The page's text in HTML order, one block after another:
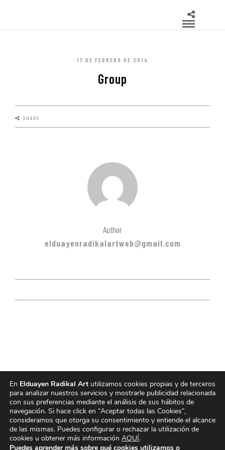
17 DE FEBRERO DE 2014
Group
SHARE
Author
elduayenradikalartweb@gmail.com
Home Portfolio
En Elduayen Radikal Art utilizamos cookies propias y de terceros
para analizar nuestros servicios y mostrarle publicidad relacionada
con sus preferencias mediante el análisis de sus hábitos de
navegación. Si hace click en “Aceptar todas las Cookies”,
consideramos que otorga su consentimiento y entiende el alcance
de las mismas. Puedes configurar o rechazar la utilización de
cookies u obtener más información AQUÍ.
Puedes aprender más sobre qué cookies utilizamos o